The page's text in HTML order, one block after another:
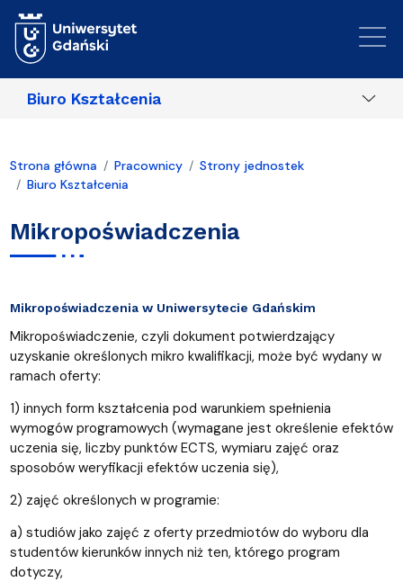
Biuro Kształcenia
Strona główna Pracownicy
Strony jednostek
Biuro Kształcenia
Mikropoświadczenia
Mikropoświadczenia w Uniwersytecie Gdańskim
Mikropoświadczenie, czyli dokument potwierdzający
uzyskanie określonych mikro kwalifikacji, może być wydany w
ramach oferty:
1) innych form kształcenia pod warunkiem spełnienia
wymogów programowych (wymagane jest określenie efektów
uczenia się, liczby punktów ECTS, wymiaru zajęć oraz
sposobów weryfikacji efektów uczenia się),
2) zajęć określonych w programie:
a) studiów jako zajęć z oferty przedmiotów do wyboru dla
studentów kierunków innych niż ten, którego program
dotyczy,